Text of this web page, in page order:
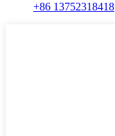
+86 13752318418